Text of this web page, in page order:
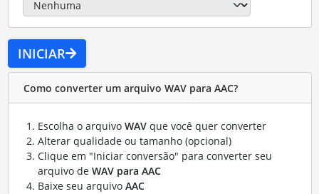
INICIAR
Como converter um arquivo WAV para AAC?
Escolha o arquivo WAVque você quer converter
Alterar qualidade ou tamanho (opcional)
Clique em "Iniciar conversão" para converter seu
arquivo de WAV para AAC
Baixe seu arquivo AAC